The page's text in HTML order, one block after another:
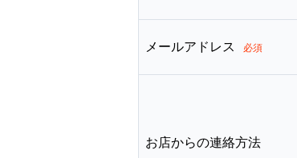
メールアドレス 必須
お店からの連絡方法